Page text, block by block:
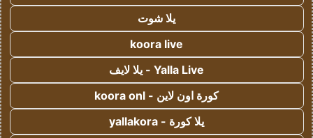
يلا شوت
koora live
Yalla Live - يلا لايف
كورة اون لاين - koora onl
يلا كورة - yallakora